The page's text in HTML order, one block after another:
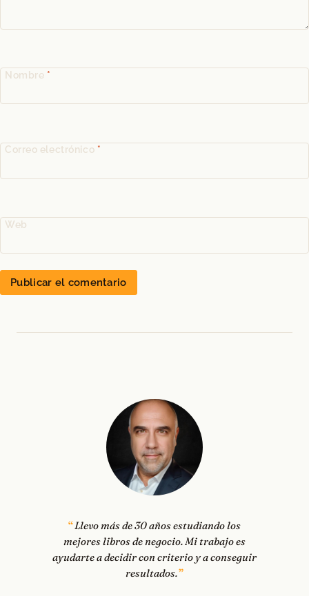
Nombre *
Correo electrónico *
Web
Llevo más de 30 años estudiando los
mejores libros de negocio. Mi trabajo es
ayudarte a decidir con criterio y a conseguir
resultados.